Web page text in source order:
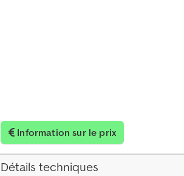
Information sur le prix
Détails techniques